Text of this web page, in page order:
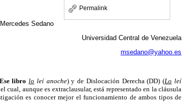
Permalink
Mercedes Sedano
Universidad Central de Venezuela
msedano@yahoo.es
libro lo leí anoche) y de Dislocación Derecha (DD) (Lo leí
cual, aunque es extraclausular, está representado en la cláusula
es conocermejorel funcionamiento de ambos tipos de